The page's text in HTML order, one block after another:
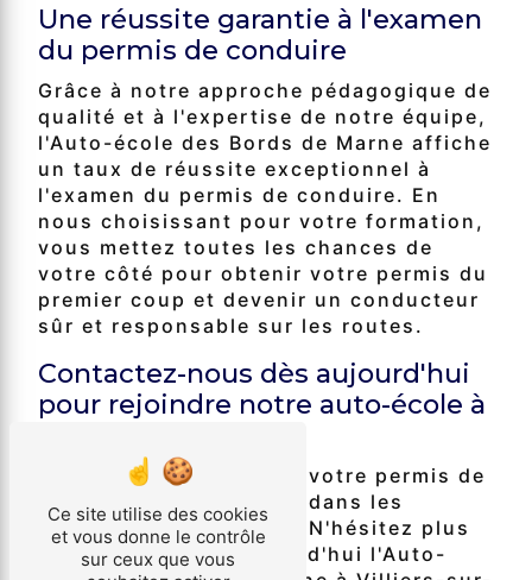
Une réussite garantie à l'examen
du permis de conduire
Grâce à notre approche pédagogique de
qualité et à l'expertise de notre équipe,
l'Auto-école des Bords de Marne affiche
un taux de réussite exceptionnel à
l'examen du permis de conduire. En
nous choisissant pour votre formation,
vous mettez toutes les chances de
votre côté pour obtenir votre permis du
premier coup et devenir un conducteur
sûr et responsable sur les routes.
Contactez-nous dès aujourd'hui
pour rejoindre notre auto-école à
Vous souhaitez obtenir votre permis de
conduire rapidement et dans les
meilleures conditions ? N'hésitez plus
et contactez dès aujourd'hui l'Auto-
Ce site utilise des cookies
et vous donne le contrôle
sur ceux que vous